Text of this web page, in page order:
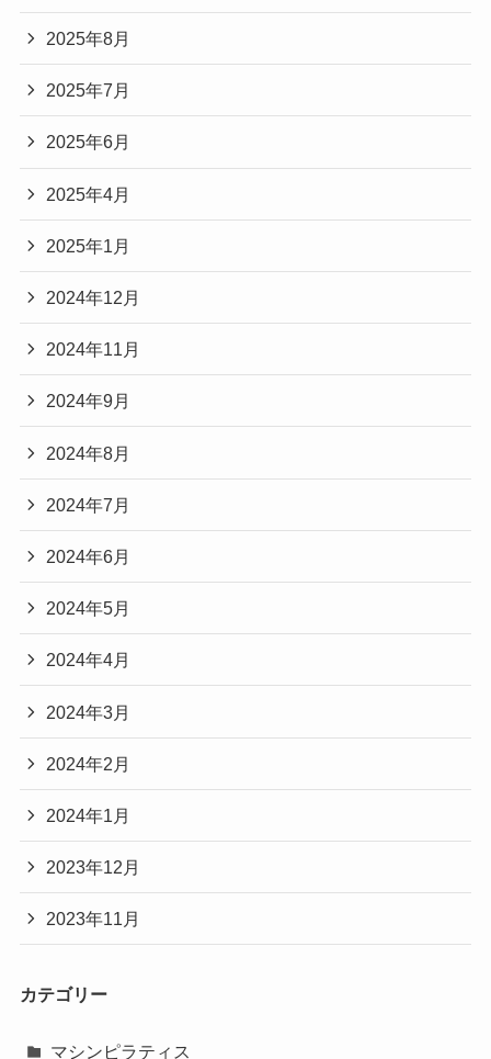
2025年8月
2025年7月
2025年6月
2025年4月
2025年1月
2024年12月
2024年11月
2024年9月
2024年8月
2024年7月
2024年6月
2024年5月
2024年4月
2024年3月
2024年2月
2024年1月
2023年12月
2023年11月
カテゴリー
マシンピラティス